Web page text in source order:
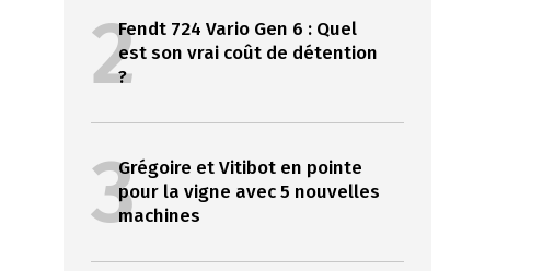
2Fendt 724 Vario Gen 6 : Quel
est son vrai coût de détention
?
3Grégoire et Vitibot en pointe
pour la vigne avec 5 nouvelles
machines